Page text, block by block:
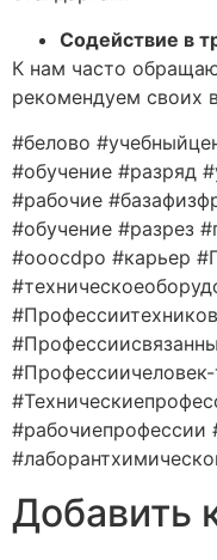
Содействие в
К нам часто
рекомендуем своих
#белово
#обучение #разряд
#рабочие
#обучение #разрез
#ooocdpo #карьер
#Профессиичеловек-
#рабочиепрофессии
Добавить